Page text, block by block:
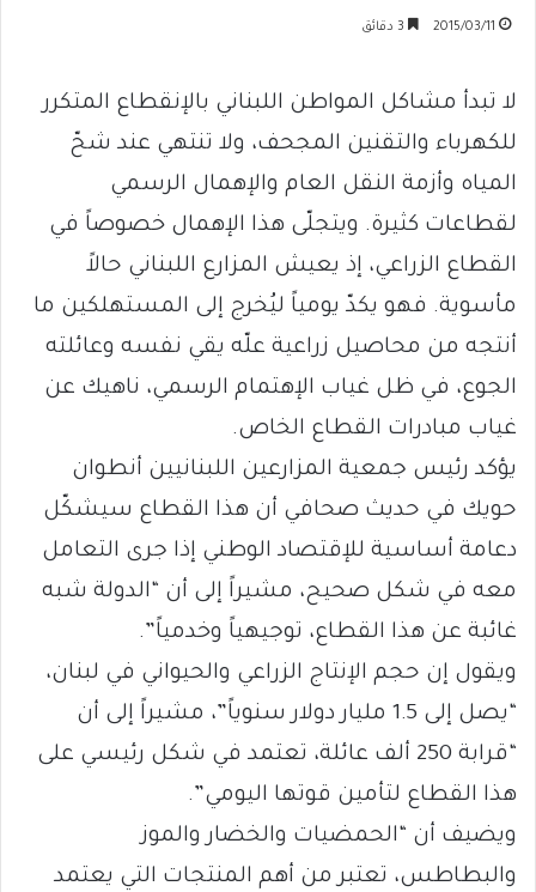
2015/03/11
لا تبدأ مشاكل المواطن اللبناني بالإنقطاع المتكرر
للكهرباء والتقنين المجحف، ولا تنتهي عند شحّ
المياه وأزمة النقل العام والإهمال الرسمي
لقطاعات كثيرة. ويتجلّى هذا الإهمال خصوصاً في
القطاع الزراعي، إذ يعيش المزارع اللبناني حالاً
مأسوية. فهو يكدّ يومياً ليُخرج إلى المستهلكين ما
أنتجه من محاصيل زراعية علّه يقي نفسه وعائلته
الجوع، في ظل غياب الإهتمام الرسمي، ناهيك عن
غياب مبادرات القطاع الخاص.
يؤكد رئيس جمعية المزارعين اللبنانيين أنطوان
حويك في حديث صحافي أن هذا القطاع سيشكّل
دعامة أساسية للإقتصاد الوطني إذا جرى التعامل
معه في شكل صحيح، مشيراً إلى أن “الدولة شبه
غائبة عن هذا القطاع، توجيهياً وخدمياً”.
ويقول إن حجم الإنتاج الزراعي والحيواني في لبنان،
“يصل إلى 1.5 مليار دولار سنوياً”، مشيراً إلى أن
“قرابة 250 ألف عائلة، تعتمد في شكل رئيسي على
هذا القطاع لتأمين قوتها اليومي”.
ويضيف أن “الحمضيات والخضار والموز
والبطاطس، تعتبر من أهم المنتجات التي يعتمد